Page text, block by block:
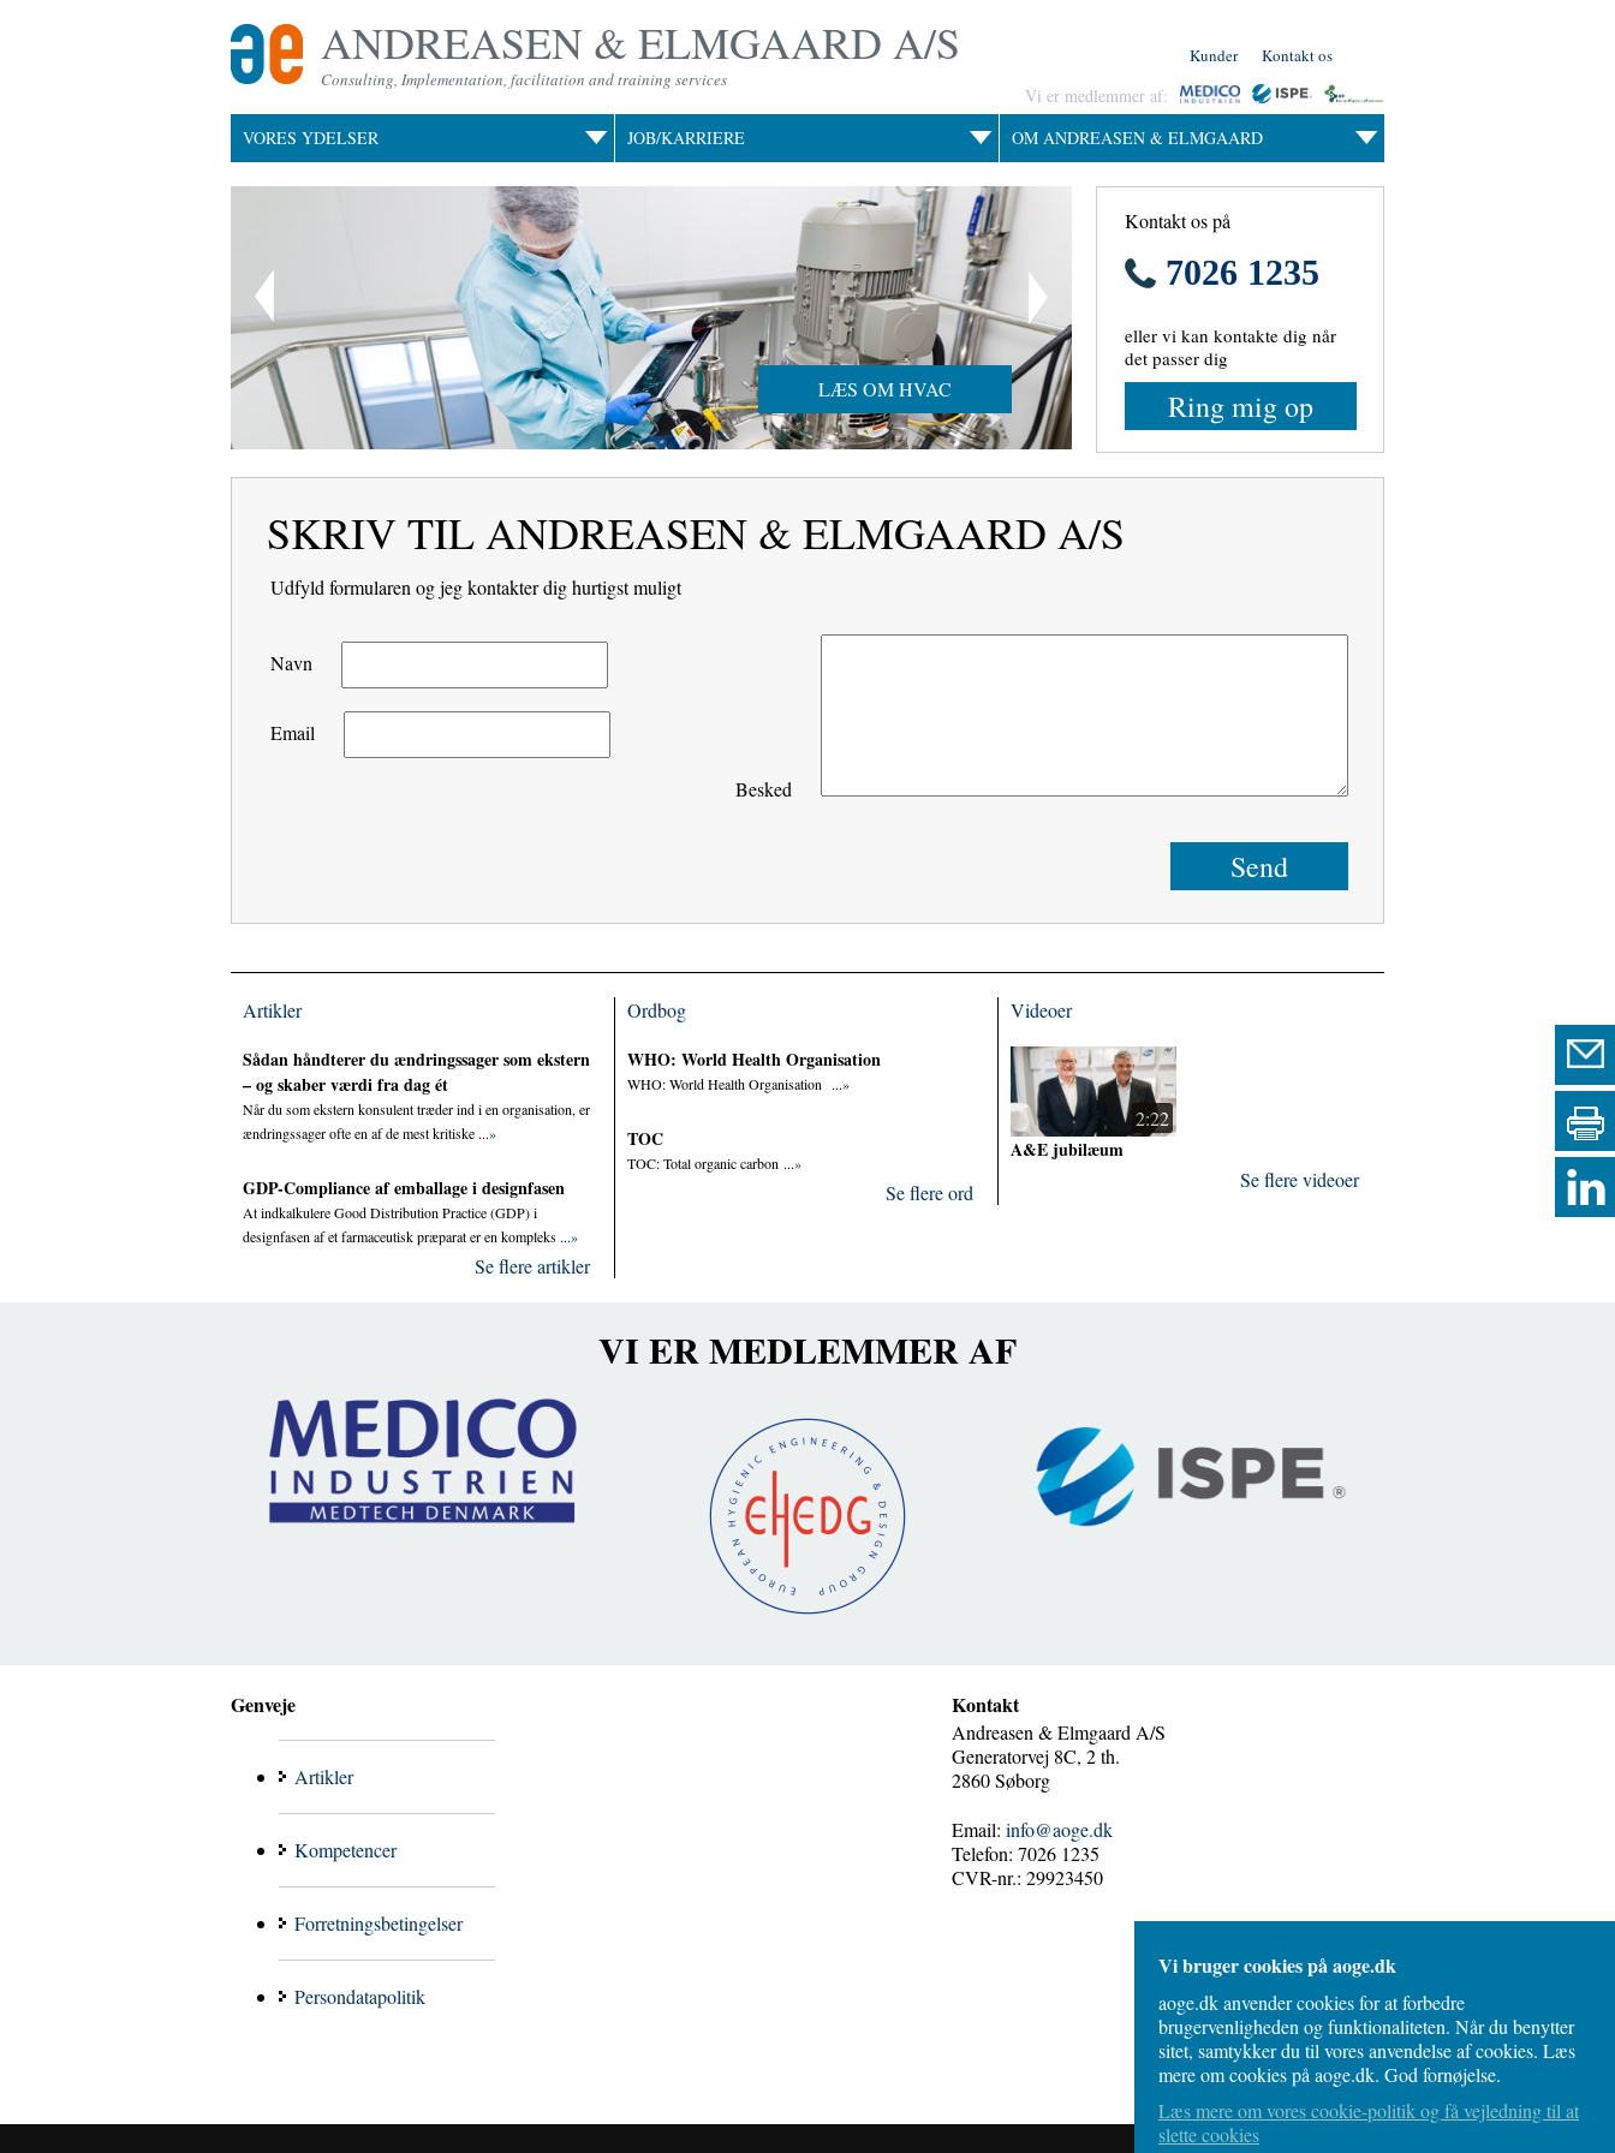
Vi bruger cookies på aoge.dk
aoge.dk anvender cookies for at forbedre
brugervenligheden og funktionaliteten. Når du benytter
sitet, samtykker du til vores anvendelse af cookies. Læs
mere om cookies på aoge.dk. God fornøjelse.
Læs mere om vores cookie-politik og få vejledning til at
slette cookies
ANDREASEN & ELMGAARD A/S
Consulting, Implementation, facilitation and training services
Kunder Kontakt os
Vi er medlemmer af:
VORES YDELSER
JOB/KARRIERE OM ANDREASEN & ELMGAARD
LÆS OM HVAC
Kontakt os på
7026 1235
eller vi kan kontakte dig når
det passer dig
Ring mig op
SKRIV TIL ANDREASEN & ELMGAARD A/S
Udfyld formularen og jeg kontakter dig hurtigst muligt
Navn
Email
Besked
Artikler
Sådan håndterer du ændringssager som ekstern
– og skaber værdi fra dag ét
Når du som ekstern konsulent træder ind i en organisation, er
ændringssager ofte en af de mest kritiske ...»
GDP-Compliance af emballage i designfasen
At indkalkulere Good Distribution Practice (GDP) i
designfasen af et farmaceutisk præparat er en kompleks ...»
Se flere artikler
Ordbog
WHO: World Health Organisation
WHO: World Health Organisation ...»
TOC
TOC: Total organic carbon ...»
Se flere ord
Videoer
2:22
A&E jubilæum
Se flere videoer
VI ER MEDLEMMER AF
Genveje
Artikler
Kompetencer
Forretningsbetingelser
Persondatapolitik
Kontakt
Andreasen & Elmgaard A/S
Generatorvej 8C, 2 th.
2860 Søborg
Email: info@aoge.dk
Telefon: 7026 1235
CVR-nr.: 29923450